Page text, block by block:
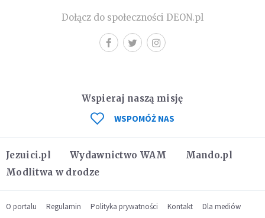
Dołącz do społeczności DEON.pl
Jezuici.pl Wydawnictwo WAM
Mando.pl
Modlitwa w drodze
Wspieraj naszą misję
WSPOMÓŻ NAS
O portalu Regulamin Polityka prywatności Kontakt Dla mediów